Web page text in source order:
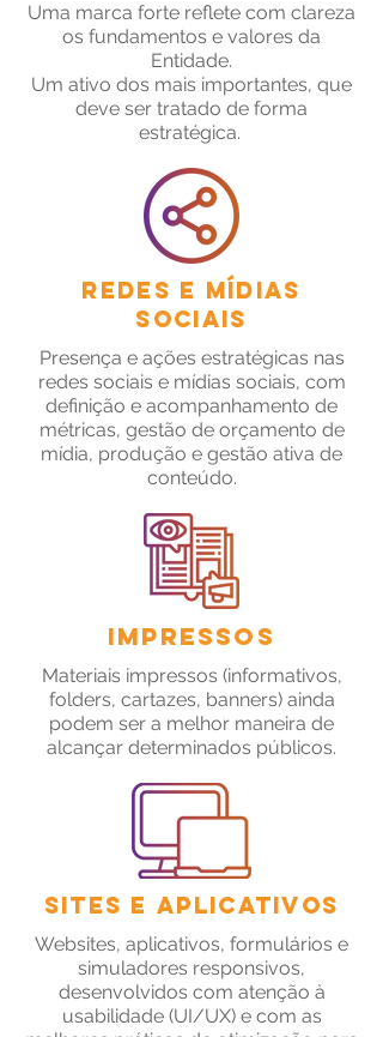
Uma marca forte reflete com clareza
os fundamentos e valores da
Entidade.
Um ativo dos mais importantes, que
deve ser tratado de forma
estratégica.
Redes e MÍDIAS
Sociais
Presença e ações estratégicas nas
redes sociais e mídias sociais, com
definição e acompanhamento de
métricas, gestão de orçamento de
mídia, produção e gestão ativa de
conteúdo.
Impressos
Materiais impressos (informativos,
folders, cartazes, banners) ainda
podem ser a melhor maneira de
alcançar determinados públicos.
Sites e Aplicativos
Websites, aplicativos, formulários e
simuladores responsivos,
desenvolvidos com atenção à
usabilidade (UI/UX) e com as